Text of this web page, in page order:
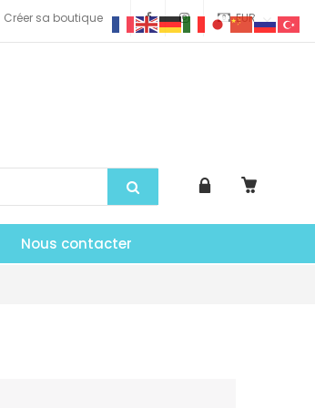
EUR
Créer sa boutique
Nous contacter